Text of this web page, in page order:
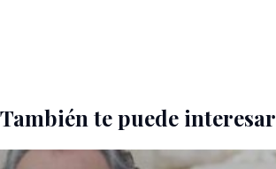
También te puede interesar